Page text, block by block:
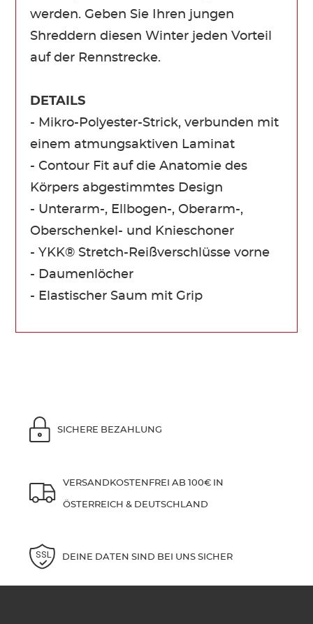
werden. Geben Sie Ihren jungen
Shreddern diesen Winter jeden Vorteil
auf der Rennstrecke.
DETAILS
- Mikro-Polyester-Strick, verbunden mit
einem atmungsaktiven Laminat
- Contour Fit auf die Anatomie des
Körpers abgestimmtes Design
- Unterarm-, Ellbogen-, Oberarm-,
Oberschenkel- und Knieschoner
- YKK® Stretch-Reißverschlüsse vorne
- Daumenlöcher
- Elastischer Saum mit Grip
SICHERE BEZAHLUNG
VERSANDKOSTENFREI AB 100€ IN
ÖSTERREICH & DEUTSCHLAND
DEINE DATEN SIND BEI UNS SICHER